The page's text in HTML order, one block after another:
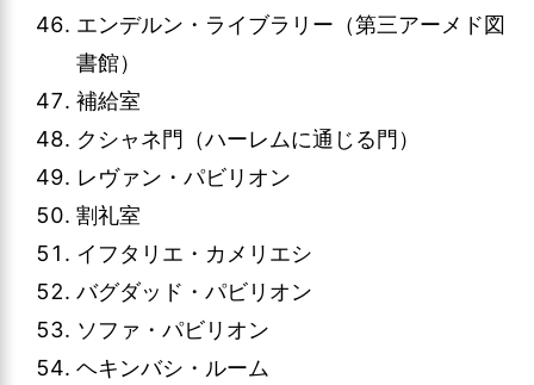
エンデルン・ライブラリー（第三アーメド図
書館）
補給室
クシャネ門（ハーレムに通じる門）
レヴァン・パビリオン
割礼室
イフタリエ・カメリエシ
バグダッド・パビリオン
ソファ・パビリオン
ヘキンバシ・ルーム